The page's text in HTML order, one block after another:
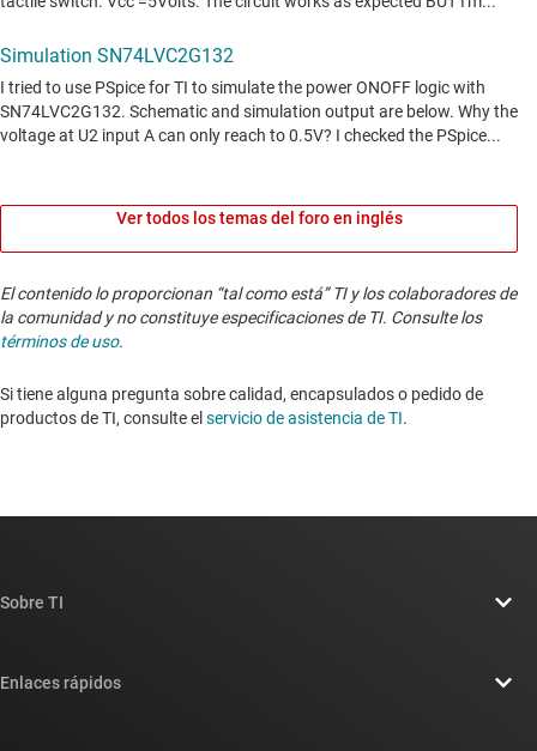
Ver todos los temas del foro en inglés
El contenido lo proporcionan “tal como está” TI y los colaboradores de
la comunidad y no constituye especificaciones de TI. Consulte los
términos de uso.
Si tiene alguna pregunta sobre calidad, encapsulados o pedido de
productos de TI, consulte el servicio de asistencia de TI. ​​​​​​​​​​​​​​
Sobre TI
Enlaces rápidos